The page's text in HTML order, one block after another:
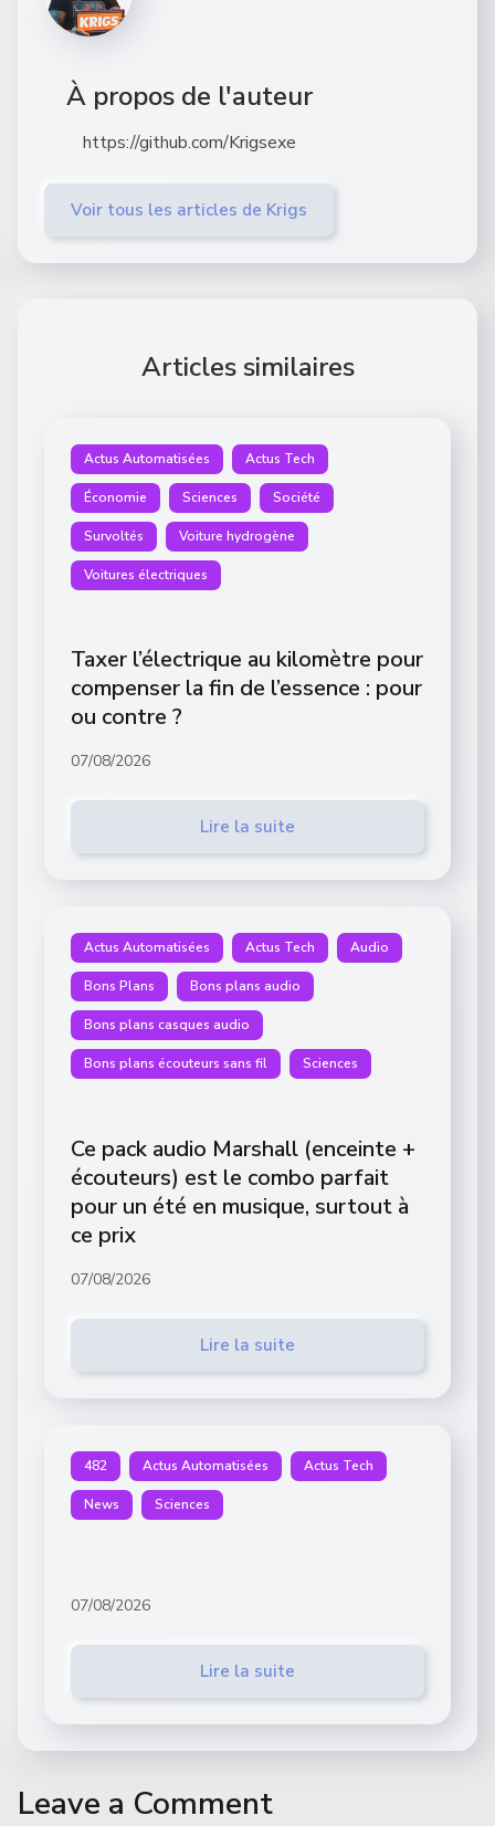
À propos de l'auteur
https://github.com/Krigsexe
Voir tous les articles de Krigs
Articles similaires
Actus Automatisées Actus Tech
Économie Sciences Société
Survoltés Voiture hydrogène
Voitures électriques
Taxer l’électrique au kilomètre pour
compenser la fin de l’essence : pour
ou contre ?
07/08/2026
Lire la suite
Actus Automatisées Actus Tech Audio
Bons Plans Bons plans audio
Bons plans casques audio
Bons plans écouteurs sans fil Sciences
Ce pack audio Marshall (enceinte +
écouteurs) est le combo parfait
pour un été en musique, surtout à
ce prix
07/08/2026
Lire la suite
482 Actus Automatisées Actus Tech
News Sciences
07/08/2026
Lire la suite
Leave a Comment